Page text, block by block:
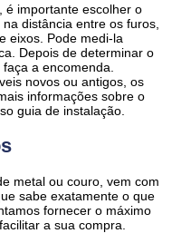
é importante escolher o
distância entre os furos,
eixos. Pode medi-la
Depois de determinar o
a encomenda.
novos ou antigos, os
informações sobre o
guia de instalação.
metal ou couro, vem com
sabe exatamente o que
fornecer o máximo
a sua compra.